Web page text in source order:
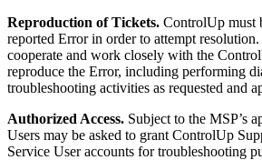
Reproduction of Tickets. ControlUp must
reported Error in order to attempt
cooperate and work closely with the
reproduce the Error, including performing
troubleshooting activities as requested and
Authorized Access. Subject to the MSP’s
Users may be asked to grant ControlUp
Service User accounts for troubleshooting